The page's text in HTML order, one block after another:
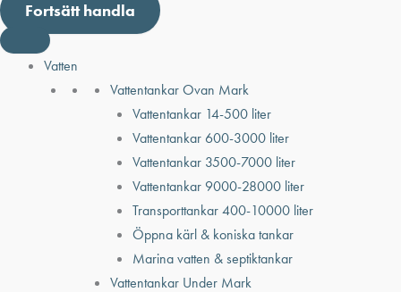
Fortsätt handla
Vatten
Vattentankar Ovan Mark
Vattentankar 14-500 liter
Vattentankar 600-3000 liter
Vattentankar 3500-7000 liter
Vattentankar 9000-28000 liter
Transporttankar 400-10000 liter
Öppna kärl & koniska tankar
Marina vatten & septiktankar
Vattentankar Under Mark